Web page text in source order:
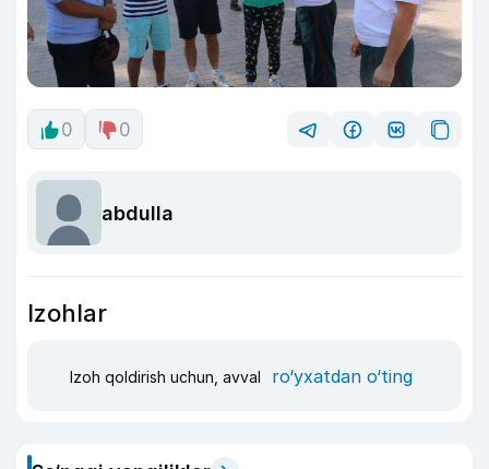
0 0
abdulla
Izohlar
Izoh qoldirish uchun, avval ro‘yxatdan o‘ting